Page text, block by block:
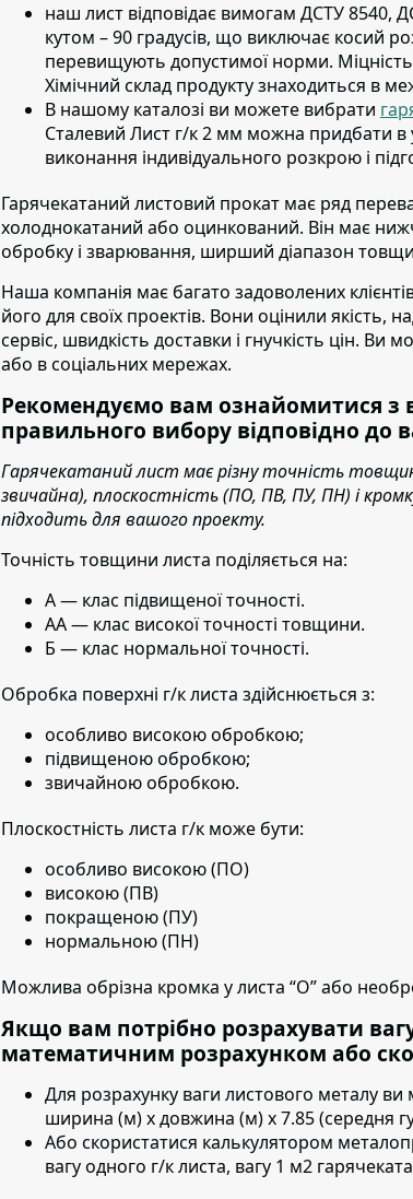
наш лист відповідає вимогам ДСТУ 8540,
кутом – 90 градусів, що виключає косий
перевищують допустимої норми. Міцність
Хімічний склад продукту знаходиться в
В нашому каталозі ви можете вибрати
Сталевий Лист г/к 2 мм можна придбати в
виконання індивідуального розкрою і
Гарячекатаний листовий прокат має ряд
холоднокатаний або оцинкований. Він має
обробку і зварювання, ширший діапазон товщин
Наша компанія має багато задоволених
його для своїх проектів. Вони оцінили якість,
сервіс, швидкість доставки і гнучкість цін. Ви
або в соціальних мережах.
Рекомендуємо вам ознайомитися з
правильного вибору відповідно до
Гарячекатаний лист має різну точність
звичайна), плоскостність (ПО, ПВ, ПУ, ПН) і
підходить для вашого проекту.
Точність товщини листа поділяється на:
А — клас підвищеної точності.
АА — клас високої точності товщини.
Б — клас нормальної точності.
Обробка поверхні г/к листа здійснюється з:
особливо високою обробкою;
підвищеною обробкою;
звичайною обробкою.
Плоскостність листа г/к може бути:
особливо високою (ПО)
високою (ПВ)
покращеною (ПУ)
нормальною (ПН)
Можлива обрізна кромка у листа “О” або
Якщо вам потрібно розрахувати
математичним розрахунком або
Для розрахунку ваги листового металу
ширина (м) х довжина (м) х 7.85 (середня
Або скористатися калькулятором
вагу одного г/к листа, вагу 1 м2